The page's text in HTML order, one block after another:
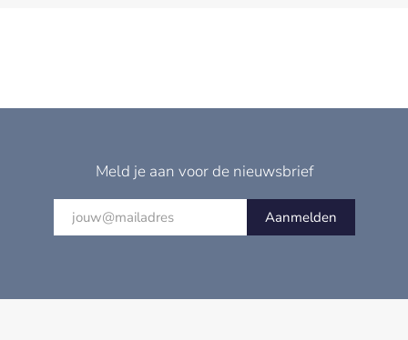
Meld je aan voor de nieuwsbrief
Aanmelden